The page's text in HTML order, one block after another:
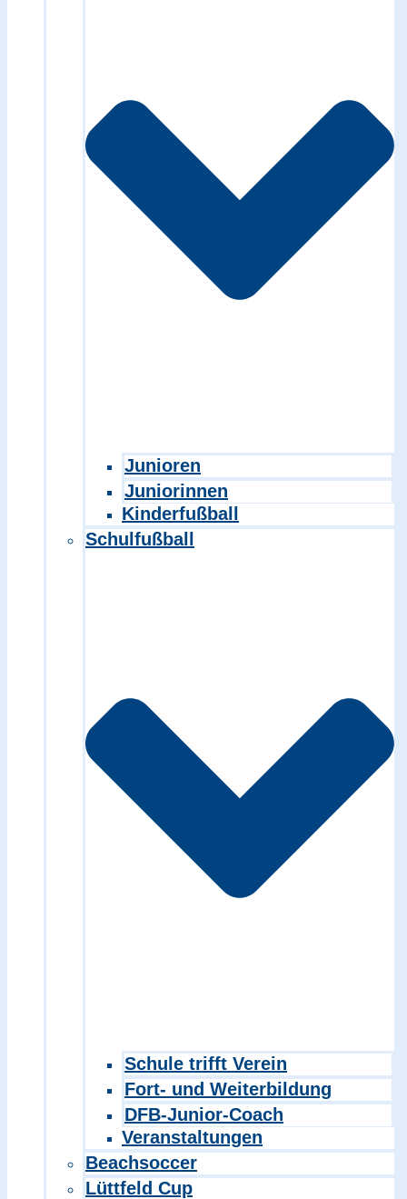
Junioren
Juniorinnen
Kinderfußball
Schulfußball
Schule trifft Verein
Fort- und Weiterbildung
DFB-Junior-Coach
Veranstaltungen
Beachsoccer
Lüttfeld Cup